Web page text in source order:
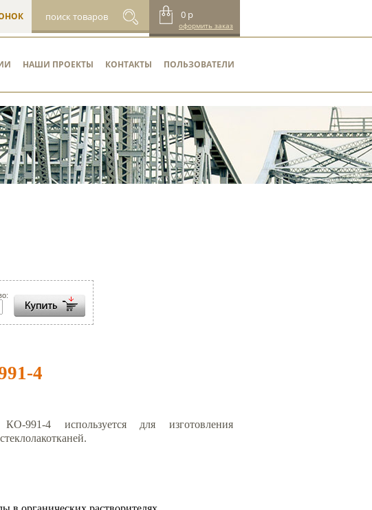
0 р
оформить заказ
НАШИ ПРОЕКТЫ КОНТАКТЫ ПОЛЬЗОВАТЕЛИ
4
991-4 используется для изготовления